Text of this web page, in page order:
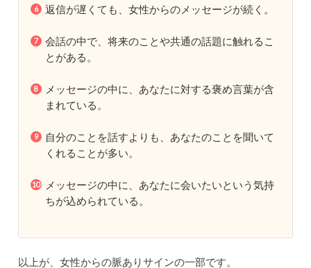
返信が遅くても、女性からのメッセージが続く。
会話の中で、将来のことや共通の話題に触れるこ
とがある。
メッセージの中に、あなたに対する褒め言葉が含
まれている。
自分のことを話すよりも、あなたのことを聞いて
くれることが多い。
メッセージの中に、あなたに会いたいという気持
ちが込められている。
以上が、女性からの脈ありサインの一部です。